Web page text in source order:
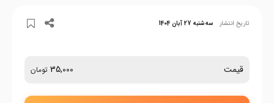
تاریخ انتشار سه‌شنبه 27 آبان 1404
قیمت 35,000 تومان